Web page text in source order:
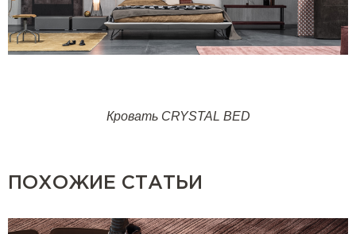
Кровать CRYSTAL BED
ПОХОЖИЕ СТАТЬИ